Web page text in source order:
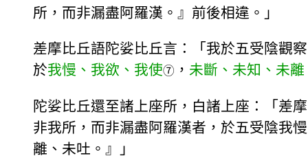
所，而非漏盡阿羅漢。』前後相違。」
差摩比丘語陀娑比丘言：「我於五受陰觀
於我慢、我欲、我使⑦ ， 未斷、未知、未
陀娑比丘還至諸上座所，白諸上座：「差
非我所，而非漏盡阿羅漢者，於五受陰我
離、未吐。』」